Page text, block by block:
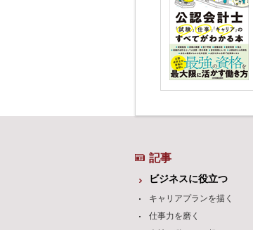
記事
ビジネスに役立つ
キャリアプランを描く
仕事力を磨く